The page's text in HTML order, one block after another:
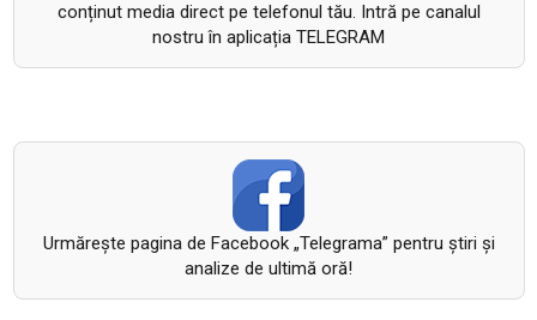
conținut media direct pe telefonul tău. Intră pe canalul
nostru în aplicația TELEGRAM
Urmăreşte pagina de Facebook „Telegrama” pentru ştiri şi
analize de ultimă oră!